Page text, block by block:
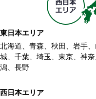
東日本エリア
北海道、青森、秋田、岩手
城、千葉、埼玉、東京、神
潟、長野
西日本エリア